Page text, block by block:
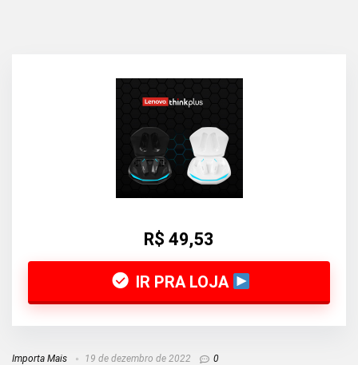
R$ 49,53
IR PRA LOJA
Importa Mais 19 de dezembro de 2022 0